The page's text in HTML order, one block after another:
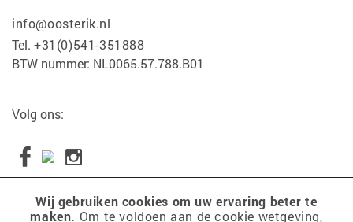
Wij gebruiken cookies om uw ervaring beter te
maken. Om te voldoen aan de cookie wetgeving,
info@oosterik.nl
Tel. +31(0)541-351888
BTW nummer: NL0065.57.788.B01
Volg ons: